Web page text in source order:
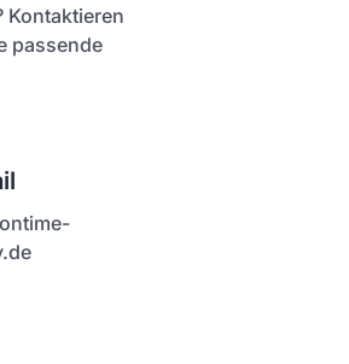
Kontaktieren
passende